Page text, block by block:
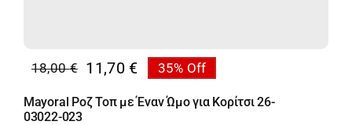
18,00€
Original
price
was:
11,70 €
Η
τρέχουσα
τιμή
35% Off
Mayoral Ροζ Τοπ με Έναν Ώμο για Κορίτσι 26-
03022-023